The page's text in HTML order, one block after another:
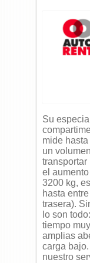
Su
mide
un
transportar
el
3200 kg,
hasta
trasera).
lo son
tiempo
amplias
carga bajo.
nuestro